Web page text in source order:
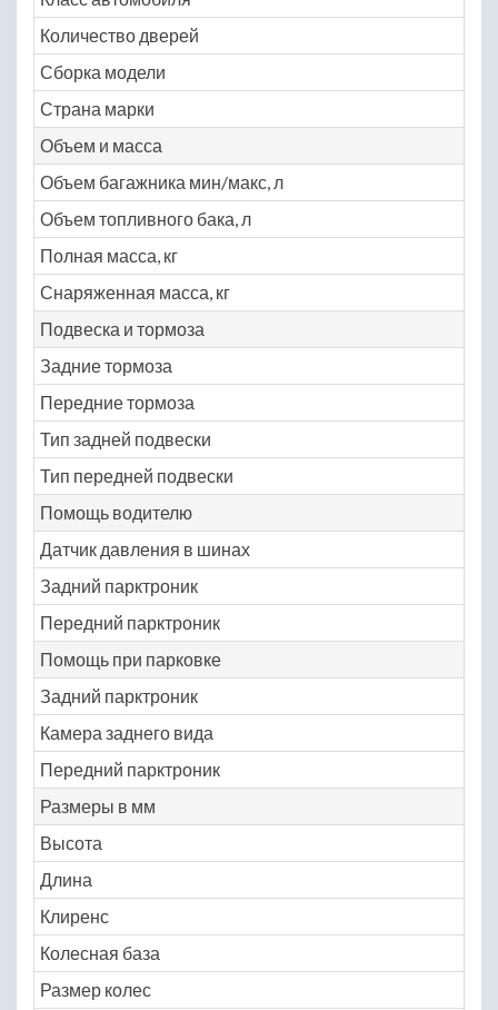
Количество дверей
Сборка модели
Страна марки
Объем и масса
Объем багажника мин/макс, л
Объем топливного бака, л
Полная масса, кг
Снаряженная масса, кг
Подвеска и тормоза
Задние тормоза
Передние тормоза
Тип задней подвески
Тип передней подвески
Помощь водителю
Датчик давления в шинах
Задний парктроник
Передний парктроник
Помощь при парковке
Задний парктроник
Камера заднего вида
Передний парктроник
Размеры в мм
Высота
Длина
Клиренс
Колесная база
Размер колес